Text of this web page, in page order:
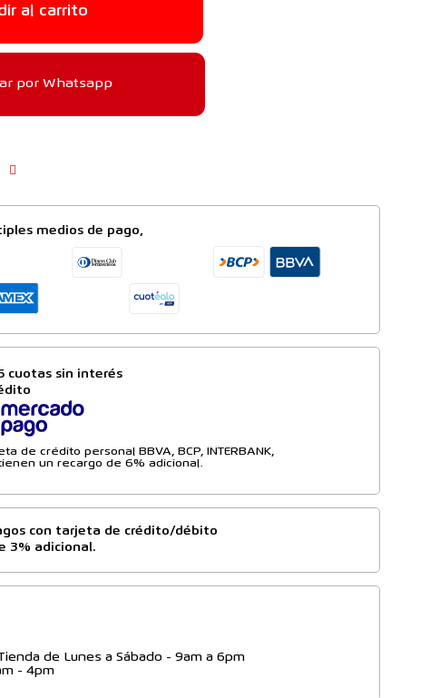
al carrito
por Whatsapp
medios de pago,
cuotas sin interés
de crédito personal BBVA, BCP, INTERBANK,
tienen un recargo de 6% adicional.
con tarjeta de crédito/débito
3% adicional.
de Lunes a Sábado - 9am a 6pm
- 4pm